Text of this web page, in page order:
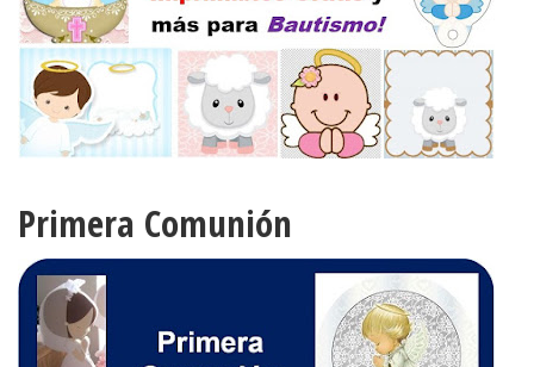
Primera Comunión